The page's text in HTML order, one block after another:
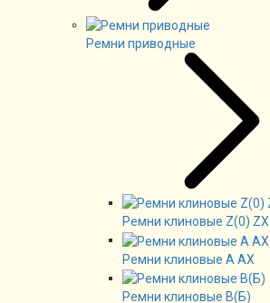
Ремни приводные
Ремни клиновые Z(0) ZX
Ремни клиновые А AX
Ремни клиновые В(Б)